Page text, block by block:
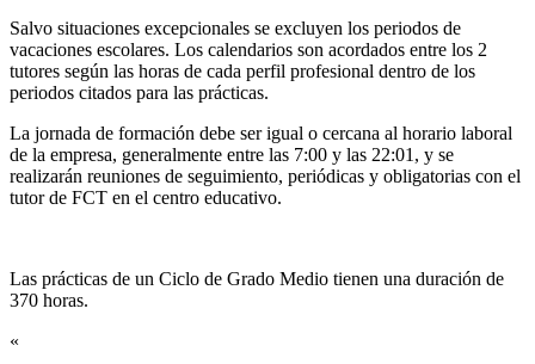
Salvo situaciones excepcionales se excluyen los periodos de
vacaciones escolares. Los calendarios son acordados entre los 2
tutores según las horas de cada perfil profesional dentro de los
periodos citados para las prácticas.
La jornada de formación debe ser igual o cercana al horario laboral
de la empresa, generalmente entre las 7:00 y las 22:01, y se
realizarán reuniones de seguimiento, periódicas y obligatorias con el
tutor de FCT en el centro educativo.
Las prácticas de un Ciclo de Grado Medio tienen una duración de
370 horas.
«